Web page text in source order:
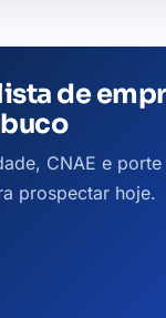
de
CNAE e
prospectar hoje.